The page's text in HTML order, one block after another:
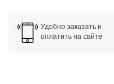
Удобно заказать и
оплатить на сайте